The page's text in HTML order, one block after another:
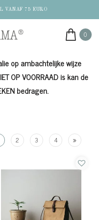
VANAF 75 EURO
0
op ambachtelijke wijze
OP VOORRAAD is kan de
bedragen.
2 3 4